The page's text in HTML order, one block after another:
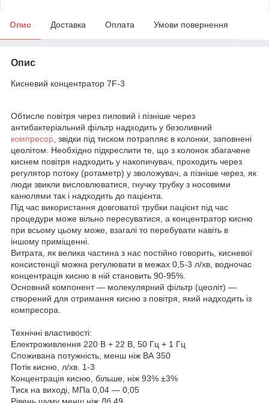
Опис Доставка Оплата Умови повернення
Опис
Кисневий концентратор 7F-3
Обтисле повітря через пиловий і пізніше через
антибактеріальний фільтр надходить у безоливний
компресор , звідки під тиском потрапляє в колонки, заповнені
цеолітом. Необхідно підкреслити те, що з колонок збагачене
киснем повітря надходить у накопичувач, проходить через
регулятор потоку (ротаметр) у зволожувач, а пізніше через, як
люди звикли висловлюватися, гнучку трубку з носовими
канюлями так і надходить до пацієнта.
Під час використання довговатої трубки пацієнт під час
процедури може вільно пересуватися, а концентратор кисню
при всьому цьому може, взагалі то перебувати навіть в
іншому приміщенні.
Витрата, як велика частина з нас постійно говорить, кисневої
консистенції можна регулювати в межах 0,5-3 л/хв, водночас
концентрація кисню в ній становить 90-95%.
Основний компонент — молекулярний фільтр (цеоліт) —
створений для отримання кисню з повітря, який надходить із
компресора.
Технічні властивості:
Електроживлення 220 В + 22 В, 50 Гц + 1 Гц
Споживана потужність, менш ніж ВА 350
Потік кисню, л/хв. 1-3
Концентрація кисню, більше, ніж 93% ±3%
Тиск на виході, МПа 0,04 — 0,05
Рівень шуму менш ніж Дб 49